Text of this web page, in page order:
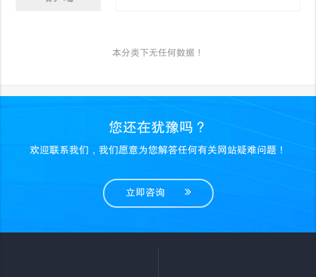
本分类下无任何数据！
您还在犹豫吗？
欢迎联系我们，我们愿意为您解答任何有关网站疑难问题！
立即咨询